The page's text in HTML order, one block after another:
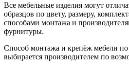
Все мебельные изделия могут
образцов по цвету, размеру,
способами монтажа и
фурнитуры.
Способ монтажа и крепёж мебели по
выбирается производителем по